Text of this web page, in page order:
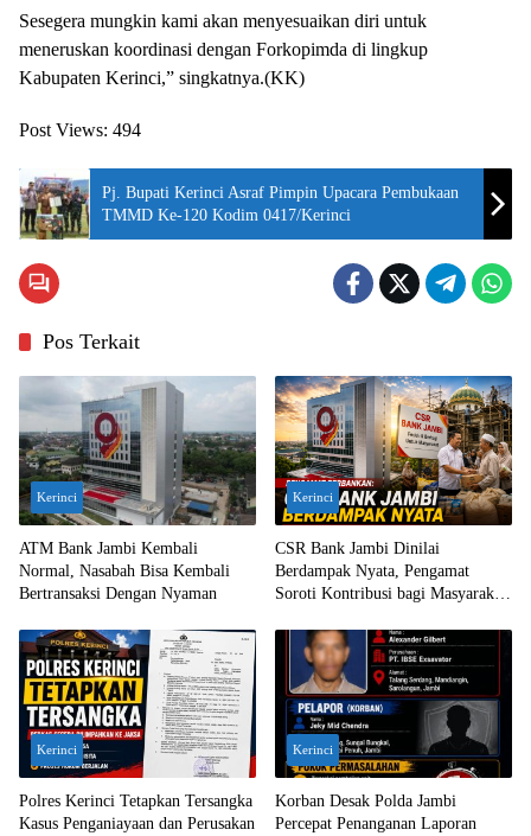
Sesegera mungkin kami akan menyesuaikan diri untuk
meneruskan koordinasi dengan Forkopimda di lingkup
Kabupaten Kerinci,” singkatnya.(KK)
Post Views: 494
Pj. Bupati Kerinci Asraf Pimpin Upacara Pembukaan
TMMD Ke-120 Kodim 0417/Kerinci
Pos Terkait
Kerinci
ATM Bank Jambi Kembali
Normal, Nasabah Bisa Kembali
Bertransaksi Dengan Nyaman
Kerinci
CSR Bank Jambi Dinilai
Berdampak Nyata, Pengamat
Soroti Kontribusi bagi Masyarakat
Kerinci
Polres Kerinci Tetapkan Tersangka
Kasus Penganiayaan dan Perusakan
Kerinci
Korban Desak Polda Jambi
Percepat Penanganan Laporan